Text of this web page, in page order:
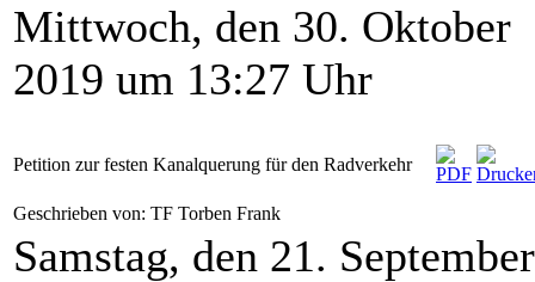
Mittwoch, den 30. Oktober
2019 um 13:27 Uhr
Petition zur festen Kanalquerung für den Radverkehr
Geschrieben von: TF Torben Frank
Samstag, den 21. September